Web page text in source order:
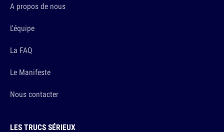
A propos de nous
L'équipe
La FAQ
Le Manifeste
Nous contacter
LES TRUCS SÉRIEUX